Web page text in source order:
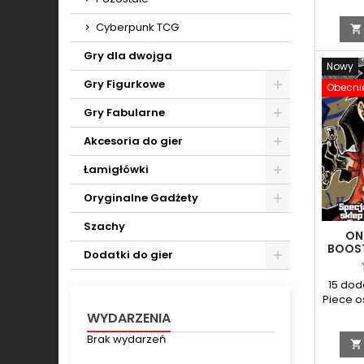
Cyberpunk TCG
Gry dla dwojga
Gry Figurkowe
Toggle
Gry Fabularne
Toggle
Akcesoria do gier
Toggle
Łamigłówki
Toggle
Oryginalne Gadżety
Toggle
Szachy
Dodatki do gier
WYDARZENIA
Brak wydarzeń

Nowy
15
Piece
